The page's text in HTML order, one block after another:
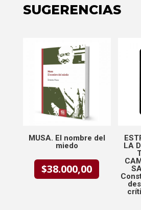
SUGERENCIAS
MUSA. El nombre del
miedo
$38.000,00
LA